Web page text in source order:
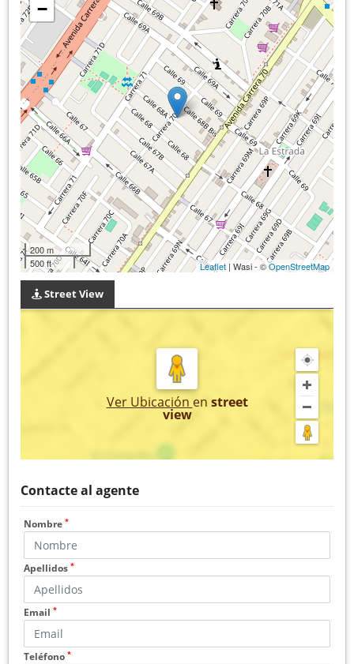
−
200 m
500 ft
Leaflet | Wasi - ©OpenStreetMap
Street View
Ver Ubicación en street
view
Contacte al agente
Nombre *
Apellidos *
Email *
Teléfono *